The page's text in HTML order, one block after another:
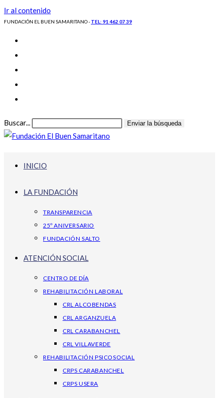
Ir al contenido
FUNDACIÓN EL BUEN SAMARITANO - TEL: 91 462 07 39
Buscar... Enviar la búsqueda
INICIO
LA FUNDACIÓN
TRANSPARENCIA
25º ANIVERSARIO
FUNDACIÓN SALTO
ATENCIÓN SOCIAL
CENTRO DE DÍA
REHABILITACIÓN LABORAL
CRL ALCOBENDAS
CRL ARGANZUELA
CRL CARABANCHEL
CRL VILLAVERDE
REHABILITACIÓN PSICOSOCIAL
CRPS CARABANCHEL
CRPS USERA